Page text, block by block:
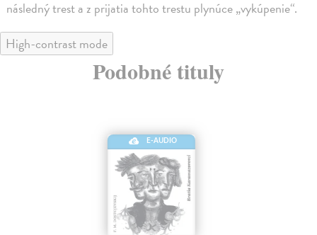
následný trest a z prijatia tohto trestu plynúce „vykúpenie“.
High-contrast mode
Podobné tituly
E-AUDIO